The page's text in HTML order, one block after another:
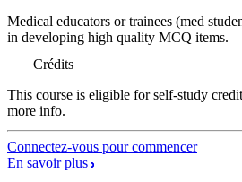
Medical educators or trainees (med
in developing high quality MCQ items.
Crédits
This course is eligible for self-study
more info.
Connectez-vous pour commencer
En savoir plus